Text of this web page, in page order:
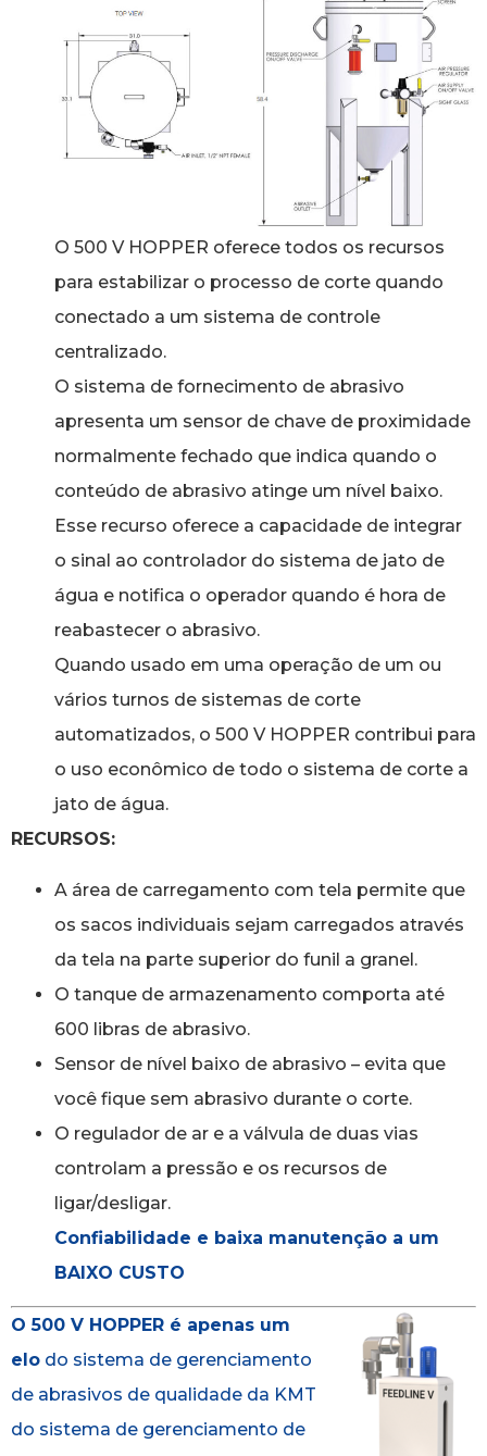
O 500 V HOPPER oferece todos os recursos
para estabilizar o processo de corte quando
conectado a um sistema de controle
centralizado.
O sistema de fornecimento de abrasivo
apresenta um sensor de chave de proximidade
normalmente fechado que indica quando o
conteúdo de abrasivo atinge um nível baixo.
Esse recurso oferece a capacidade de integrar
o sinal ao controlador do sistema de jato de
água e notifica o operador quando é hora de
reabastecer o abrasivo.
Quando usado em uma operação de um ou
vários turnos de sistemas de corte
automatizados, o 500 V HOPPER contribui para
o uso econômico de todo o sistema de corte a
jato de água.
RECURSOS:
A área de carregamento com tela permite que
os sacos individuais sejam carregados através
da tela na parte superior do funil a granel.
O tanque de armazenamento comporta até
600 libras de abrasivo.
Sensor de nível baixo de abrasivo – evita que
você fique sem abrasivo durante o corte.
O regulador de ar e a válvula de duas vias
controlam a pressão e os recursos de
ligar/desligar.
Confiabilidade e baixa manutenção a um
BAIXO CUSTO
O 500 V HOPPER é apenas um
elo do sistema de gerenciamento
de abrasivos de qualidade da KMT
do sistema de gerenciamento de